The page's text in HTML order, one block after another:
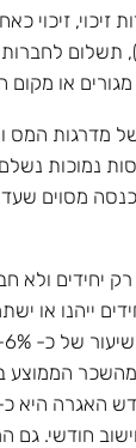
זיכוי, זיכוי
מגורים או
מדרגות המס
נמוכות
מסוים שעד
יחידים ולא
ייהנו או
מופחתת עד 60% מהשכר
חודשי. גם